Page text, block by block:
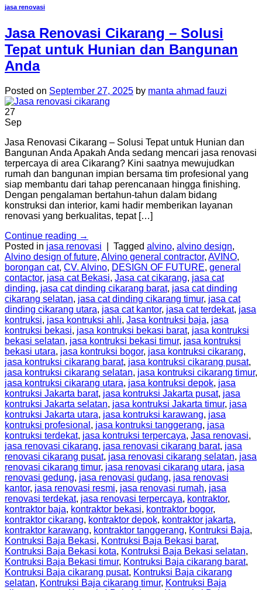
jasa renovasi
Jasa Renovasi Cikarang – Solusi
Tepat untuk Hunian dan Bangunan
Anda
Posted on September 27, 2025 by manta ahmad fauzi
27
Sep
Jasa Renovasi Cikarang – Solusi Tepat untuk Hunian dan
Bangunan Anda Apakah Anda sedang mencari jasa renovasi
terpercaya di area Cikarang? Kini saatnya mewujudkan
rumah dan bangunan impian bersama tim profesional yang
siap membantu dari tahap perencanaan hingga finishing.
Dengan pengalaman bertahun-tahun dalam bidang
konstruksi dan interior, kami hadir memberikan layanan
renovasi yang berkualitas, tepat […]
Continue reading →
Posted in jasa renovasi Tagged alvino, alvino design,
Alvino design of future, Alvino general contractor, AVINO,
borongan cat, CV. Alvino, DESIGN OF FUTURE, general
contactor, jasa cat Bekasi, Jasa cat cikarang, jasa cat
dinding, jasa cat dinding cikarang barat, jasa cat dinding
cikarang selatan, jasa cat dinding cikarang timur, jasa cat
dinding cikarang utara, jasa cat kantor, jasa cat terdekat, jasa
kontruksi, jasa kontruksi ahli, Jasa kontruksi baja, jasa
kontruksi bekasi, jasa kontruksi bekasi barat, jasa kontruksi
bekasi selatan, jasa kontruksi bekasi timur, jasa kontruksi
bekasi utara, jasa kontruksi bogor, jasa kontruksi cikarang,
jasa kontruksi cikarang barat, jasa kontruksi cikarang pusat,
jasa kontruksi cikarang selatan, jasa kontruksi cikarang timur,
jasa kontruksi cikarang utara, jasa kontruksi depok, jasa
kontruksi Jakarta barat, jasa kontruksi Jakarta pusat, jasa
kontruksi Jakarta selatan, jasa kontruksi Jakarta timur, jasa
kontruksi Jakarta utara, jasa kontruksi karawang, jasa
kontruksi profesional , jasa kontruksi tanggerang, jasa
kontruksi terdekat, jasa kontruksi terpercaya, Jasa renovasi,
jasa renovasi cikarang, jasa renovasi cikarang barat, jasa
renovasi cikarang pusat, jasa renovasi cikarang selatan, jasa
renovasi cikarang timur, jasa renovasi cikarang utara, jasa
renovasi gedung, jasa renovasi gudang, jasa renovasi
kantor, jasa renovasi resmi, jasa renovasi rumah, jasa
renovasi terdekat, jasa renovasi terpercaya, kontraktor,
kontraktor baja, kontraktor bekasi, kontraktor bogor,
kontraktor cikarang, kontraktor depok, kontraktor jakarta,
kontraktor karawang, kontraktor tanggerang, Kontruksi Baja,
Kontruksi Baja Bekasi, Kontruksi Baja Bekasi barat,
Kontruksi Baja Bekasi kota, Kontruksi Baja Bekasi selatan,
Kontruksi Baja Bekasi timur, Kontruksi Baja cikarang barat,
Kontruksi Baja cikarang pusat, Kontruksi Baja cikarang
selatan, Kontruksi Baja cikarang timur, Kontruksi Baja